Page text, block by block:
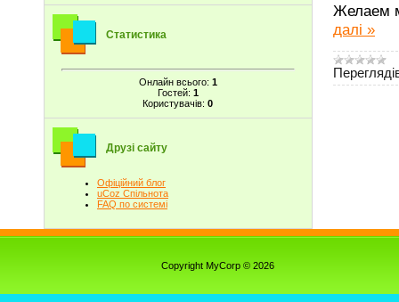
Статистика
Онлайн всього: 1
Гостей: 1
Користувачів:0
Друзі сайту
Офіційний блог
uCoz Спільнота
FAQ по системі
Желаем
далі »
Copyright MyCorp © 2026